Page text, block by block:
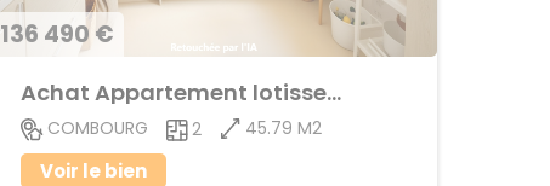
136 490 €
Achat Appartement lotissement
COMBOURG 2 45.79 M2
Voir le bien